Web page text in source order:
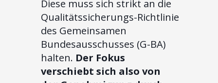
Diese muss sich strikt an die
Qualitätssicherungs-Richtlinie
des Gemeinsamen
Bundesausschusses (G-BA)
halten. Der Fokus
verschiebt sich also von